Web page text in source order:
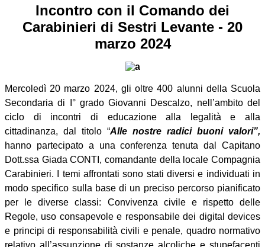
Incontro con il Comando dei
Carabinieri di Sestri Levante - 20
marzo 2024
Mercoledì 20 marzo 2024, gli oltre 400 alunni della Scuola
Secondaria di I° grado Giovanni Descalzo, nell’ambito del
ciclo di incontri di educazione alla legalità e alla
cittadinanza, dal titolo “Alle nostre radici buoni valori”,
hanno partecipato a una conferenza tenuta dal Capitano
Dott.ssa Giada CONTI, comandante della locale Compagnia
Carabinieri. I temi affrontati sono stati diversi e individuati in
modo specifico sulla base di un preciso percorso pianificato
per le diverse classi: Convivenza civile e rispetto delle
Regole, uso consapevole e responsabile dei digital devices
e principi di responsabilità civili e penale, quadro normativo
relativo all’assunzione di sostanze alcoliche e stupefacenti